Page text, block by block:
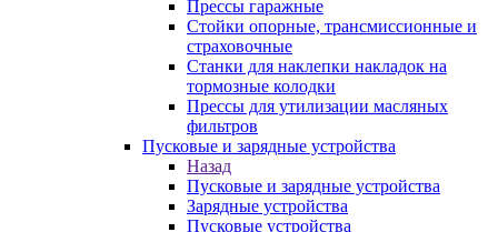
Прессы гаражные
Стойки опорные, трансмиссионные и
страховочные
Станки для наклепки накладок на
тормозные колодки
Прессы для утилизации масляных
фильтров
Пусковые и зарядные устройства
Назад
Пусковые и зарядные устройства
Зарядные устройства
Пусковые устройства